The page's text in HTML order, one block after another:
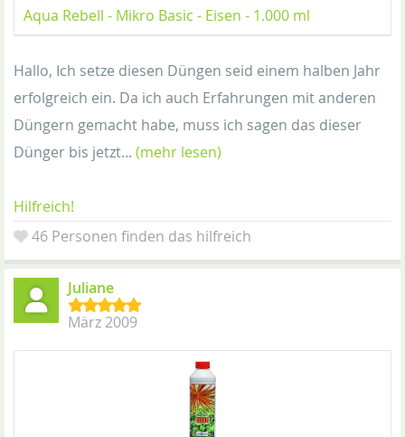
Aqua Rebell - Mikro Basic - Eisen - 1.000 ml
Hallo, Ich setze diesen Düngen seid einem halben Jahr
erfolgreich ein. Da ich auch Erfahrungen mit anderen
Düngern gemacht habe, muss ich sagen das dieser
Dünger bis jetzt... (mehr lesen)
Hilfreich!
46 Personen finden das hilfreich
Juliane
März 2009